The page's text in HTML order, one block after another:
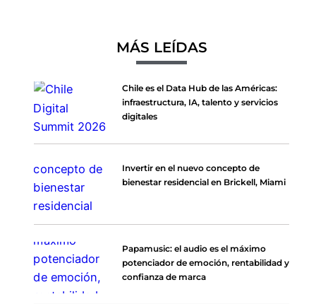
MÁS LEÍDAS
Chile es el Data Hub de las Américas:
infraestructura, IA, talento y servicios
digitales
Invertir en el nuevo concepto de
bienestar residencial en Brickell, Miami
Papamusic: el audio es el máximo
potenciador de emoción, rentabilidad y
confianza de marca